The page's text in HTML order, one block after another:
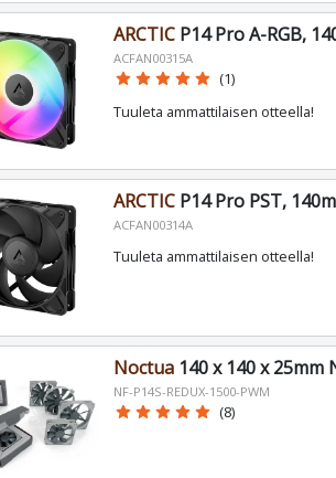
ARCTICP14 Pro A-RGB,
ACFAN00315A
star star star star star (1)
Tuuleta ammattilaisen otteella!
ARCTICP14 Pro PST,
ACFAN00314A
Tuuleta ammattilaisen otteella!
Noctua140 x 140 x 25mm
NF-P14S-REDUX-1500-PWM
star star star star star (8)